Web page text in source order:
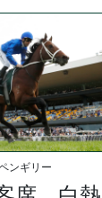
ンギリー